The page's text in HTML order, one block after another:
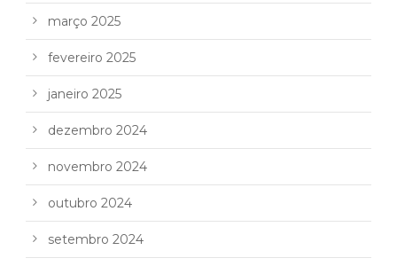
março 2025
fevereiro 2025
janeiro 2025
dezembro 2024
novembro 2024
outubro 2024
setembro 2024